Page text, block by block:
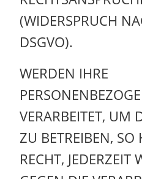
(WIDERSPRUCH
DSGVO).
WERDEN IHRE
VERARBEITET, UM
ZU BETREIBEN, SO
RECHT, JEDERZEIT